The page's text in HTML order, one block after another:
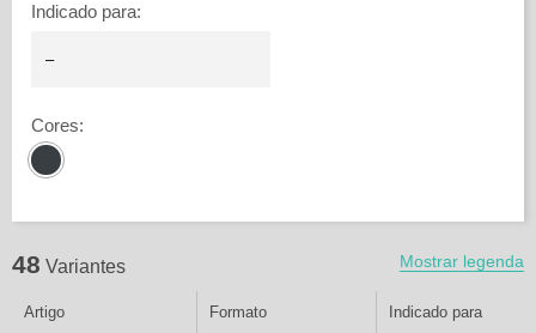
Indicado para:
Cores:
48 Variantes Mostrar legenda
Artigo Formato Indicado para